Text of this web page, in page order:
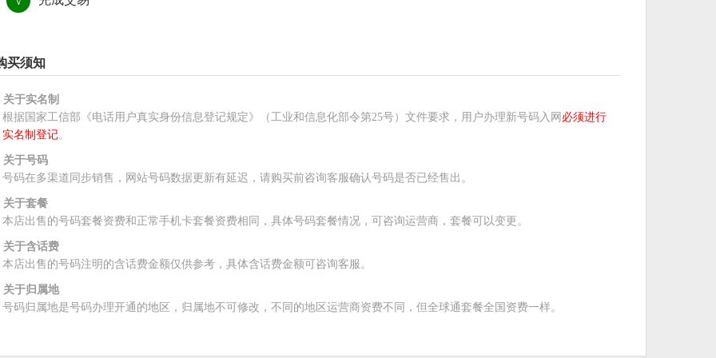
买须知
关于实名制
根据国家工信部《电话用户真实身份信息登记规定》（工业和信息化部令第25号）文件要求，用户办理新号码入网 必须进行
实名制登记。
关于号码
号码在多渠道同步销售，网站号码数据更新有延迟，请购买前咨询客服确认号码是否已经售出。
关于套餐
本店出售的号码套餐资费和正常手机卡套餐资费相同，具体号码套餐情况，可咨询运营商，套餐可以变更。
关于含话费
本店出售的号码注明的含话费金额仅供参考，具体含话费金额可咨询客服。
关于归属地
号码归属地是号码办理开通的地区，归属地不可修改，不同的地区运营商资费不同，但全球通套餐全国资费一样。